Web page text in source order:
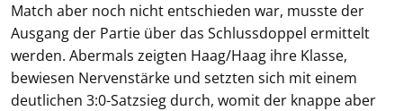
Match aber noch nicht entschieden war, musste der
Ausgang der Partie über das Schlussdoppel ermittelt
werden. Abermals zeigten Haag/Haag ihre Klasse,
bewiesen Nervenstärke und setzten sich mit einem
deutlichen 3:0-Satzsieg durch, womit der knappe aber